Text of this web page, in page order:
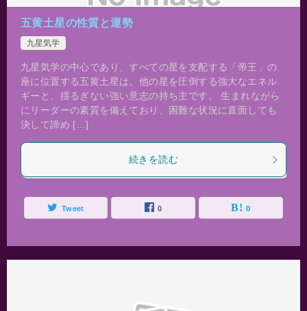
五黄土星の性質と運勢
九星気学
九星気学の中心であり、すべての星を支配する「帝王」の
座に位置する五黄土星は、他の星を圧倒する強大なエネル
ギーと、揺るぎない強い意志の持ち主です。 生まれながら
にリーダーの素質を備えており、困難な状況に直面しても
決して諦め […]
続きを読む
Tweet 0 0